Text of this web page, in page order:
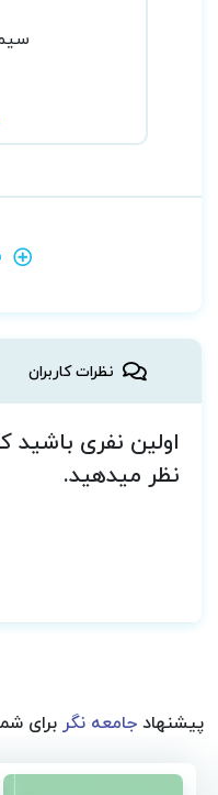
نظرات کاربران
اولین نفری
نظر میدهید.
پیشنهادجامعه نگر برای